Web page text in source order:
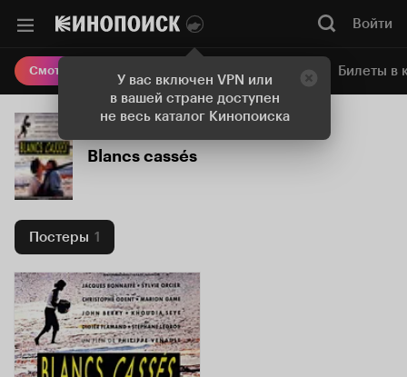
У вас включен VPN или
в вашей стране доступен
не весь каталог Кинопоиска
Войти
Смотреть кино Онлайн-кинотеатр Билеты в
Blancs cassés
Постеры 1